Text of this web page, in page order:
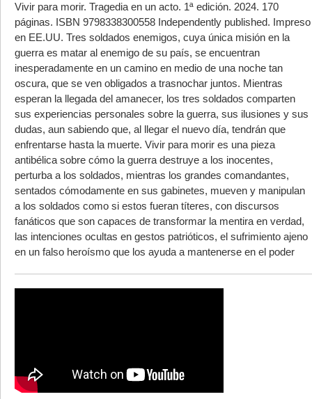
Vivir para morir. Tragedia en un acto. 1ª edición. 2024. 170
páginas. ISBN 9798338300558 Independently published. Impreso
en EE.UU. Tres soldados enemigos, cuya única misión en la
guerra es matar al enemigo de su país, se encuentran
inesperadamente en un camino en medio de una noche tan
oscura, que se ven obligados a trasnochar juntos. Mientras
esperan la llegada del amanecer, los tres soldados comparten
sus experiencias personales sobre la guerra, sus ilusiones y sus
dudas, aun sabiendo que, al llegar el nuevo día, tendrán que
enfrentarse hasta la muerte. Vivir para morir es una pieza
antibélica sobre cómo la guerra destruye a los inocentes,
perturba a los soldados, mientras los grandes comandantes,
sentados cómodamente en sus gabinetes, mueven y manipulan
a los soldados como si estos fueran títeres, con discursos
fanáticos que son capaces de transformar la mentira en verdad,
las intenciones ocultas en gestos patrióticos, el sufrimiento ajeno
en un falso heroísmo que los ayuda a mantenerse en el poder